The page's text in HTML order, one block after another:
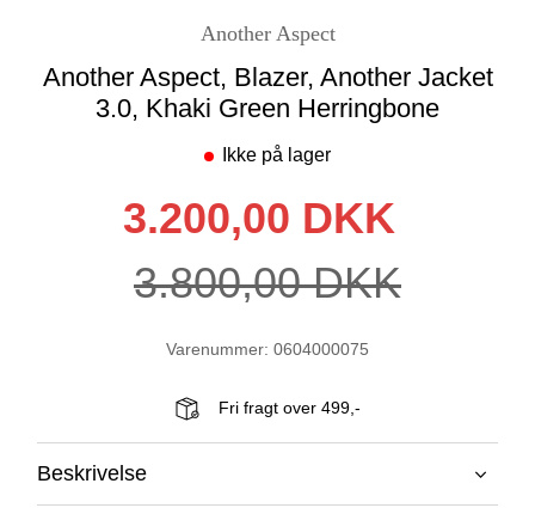
Another Aspect
Another Aspect, Blazer, Another Jacket
3.0, Khaki Green Herringbone
Ikke på lager
3.200,00 DKK
3.800,00 DKK
Varenummer: 0604000075
Fri fragt over 499,-
Beskrivelse